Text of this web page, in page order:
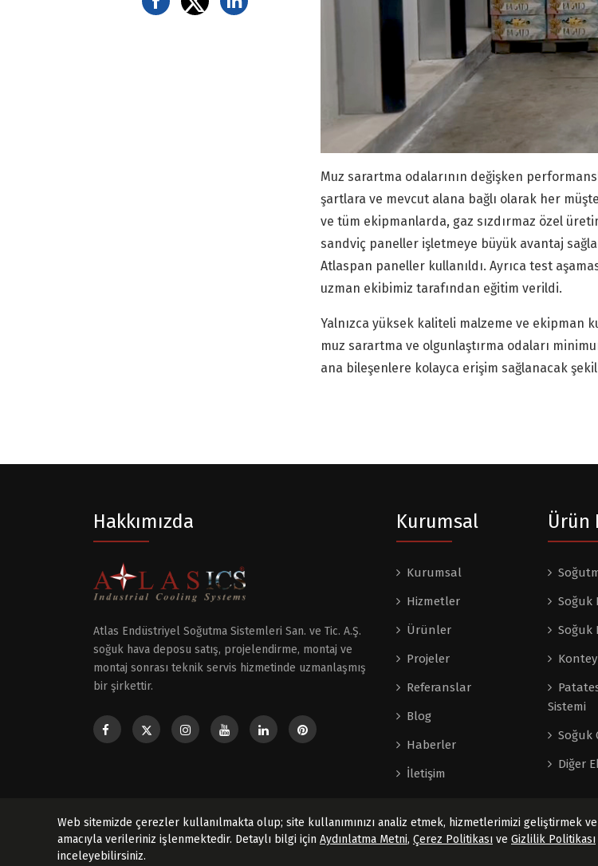
Muz sarartma odalarının değişken
şartlara ve mevcut alana bağlı olarak her
ve tüm ekipmanlarda, gaz sızdırmaz özel
sandviç paneller işletmeye büyük avantaj
Atlaspan paneller kullanıldı. Ayrıca test
uzman ekibimiz tarafından eğitim verildi.
Yalnızca yüksek kaliteli malzeme ve ekipman
muz sarartma ve olgunlaştırma odaları
ana bileşenlere kolayca erişim sağlanacak
Hakkımızda
Atlas Endüstriyel Soğutma Sistemleri San. ve Tic. A.Ş.
soğuk hava deposu satış, projelendirme, montaj ve
montaj sonrası teknik servis hizmetinde uzmanlaşmış
bir şirkettir.
Kurumsal
Kurumsal
Hizmetler
Ürünler
Projeler
Referanslar
Blog
Haberler
İletişim
Ürün
Soğuk
Soğuk
Sistemi
Soğuk
Diğer
Copyright © 2024 | Atlas Soğutma. Tüm Hakları Saklıdır.
Web sitemizde çerezler kullanılmakta olup; site kullanımınızı analiz etmek, hizmetlerimizi geliştirmek
amacıyla verileriniz işlenmektedir. Detaylı bilgi için Aydınlatma Metni, Çerez Politikası ve Gizlilik Politikası
inceleyebilirsiniz.